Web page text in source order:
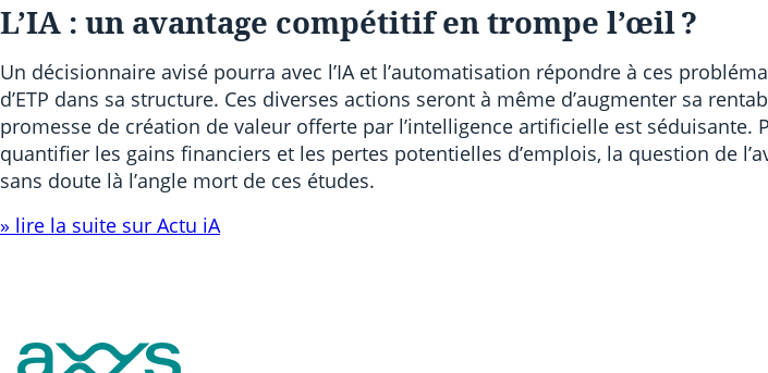
L’IA : un avantage compétitif en trompe l’œil ?
Un décisionnaire avisé pourra avec l’IA et l’automatisation répondre à ces
d’ETP dans sa structure. Ces diverses actions seront à même d’augmenter sa
promesse de création de valeur offerte par l’intelligence artificielle est séduisante.
quantifier les gains financiers et les pertes potentielles d’emplois, la question de
sans doute là l’angle mort de ces études.
» lire la suite sur Actu iA